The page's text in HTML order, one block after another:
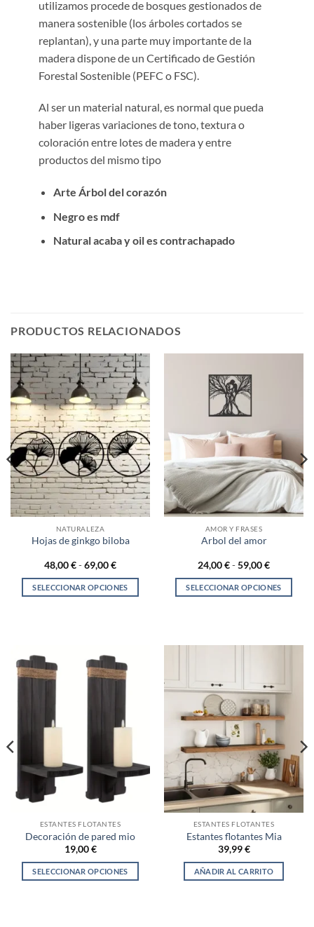
utilizamos procede de bosques gestionados de
manera sostenible (los árboles cortados se
replantan), y una parte muy importante de la
madera dispone de un Certificado de Gestión
Forestal Sostenible (PEFC o FSC).
Al ser un material natural, es normal que pueda
haber ligeras variaciones de tono, textura o
coloración entre lotes de madera y entre
productos del mismo tipo
Arte Árbol del corazón
Negro es mdf
Natural acaba y oil es contrachapado
PRODUCTOS RELACIONADOS
NATURALEZA
Hojas de ginkgo biloba
48,00€-69,00€Rango
precios:
desde
SELECCIONAR OPCIONES
variantes.
Las
la
de
AMOR Y FRASES
Arbol del amor
24,00€-59,00€Rango
precios:
desde
SELECCIONAR OPCIONES
múltiples
opciones
se
pueden
elegir
en
la
página
de
producto
ESTANTES FLOTANTES
Decoración de pared mio
19,00€
SELECCIONAR OPCIONES
ESTANTES FLOTANTES
Estantes flotantes Mia
39,99€
AÑADIR AL CARRITO